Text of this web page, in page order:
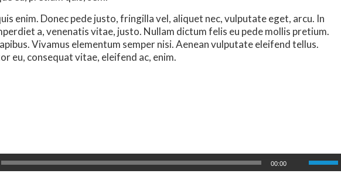
enim. Donec pede justo, fringilla vel, aliquet nec, vulputate eget, arcu. In
a, venenatis vitae, justo. Nullam dictum felis eu pede mollis pretium.
Vivamus elementum semper nisi. Aenean vulputate eleifend tellus.
eu, consequat vitae, eleifend ac, enim.
00:00